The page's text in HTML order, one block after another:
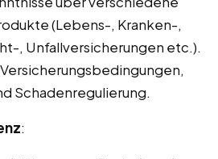
(Lebens-, Kranken-,
, Unfallversicherungen etc.).
Schadenregulierung.
: